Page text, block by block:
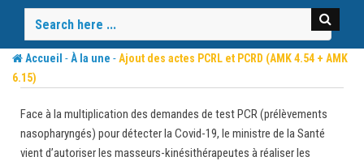
content
Accueil -À la une -Ajout des actes PCRL et PCRD (AMK 4.54 + AMK
6.15)
Face à la multiplication des demandes de test PCR (prélèvements
nasopharyngés) pour détecter la Covid-19, le ministre de la Santé
vient d’autoriser les masseurs-kinésithérapeutes à réaliser les